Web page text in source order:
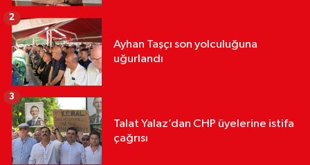
Ayhan Taşçı son yolculuğuna
uğurlandı
2
Talat Yalaz’dan CHP üyelerine istifa
çağrısı
3